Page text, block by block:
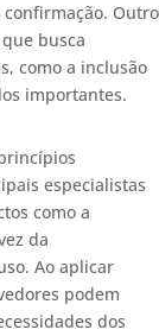
Outro
busca
como a inclusão
importantes.
especialistas
como a
da
Ao aplicar
podem
dos